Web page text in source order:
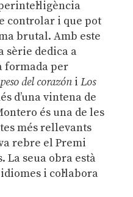
controlar i que pot
brutal. Amb este
sèrie dedica a
formada per
del corazóni Los
d’una vintena de
és una de les
més rellevants
rebre el Premi
La seua obra està
i col·labora